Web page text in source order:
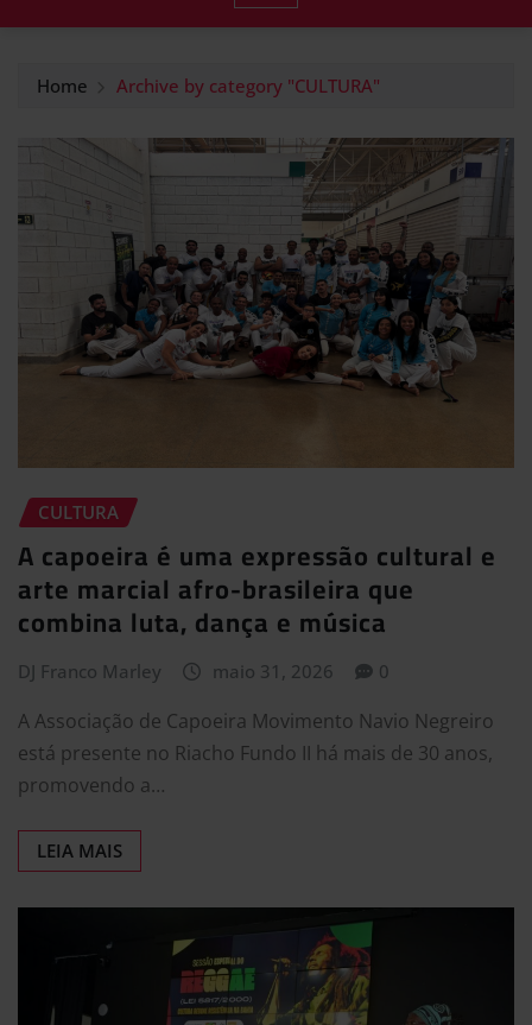
Home Archive by category "CULTURA"
CULTURA
A capoeira é uma expressão cultural e
arte marcial afro-brasileira que
combina luta, dança e música
DJ Franco Marley maio 31, 2026 0
A Associação de Capoeira Movimento Navio Negreiro
está presente no Riacho Fundo II há mais de 30 anos,
promovendo a…
LEIA MAIS